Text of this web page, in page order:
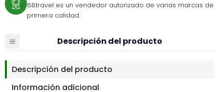
68travel es un vendedor autorizado de varias marcas de
primera calidad.
Descripción del producto
Descripción del producto
Información adicional